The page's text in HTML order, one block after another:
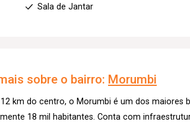
Sala de Jantar
sobre o bairro: Morumbi
km do centro, o Morumbi é um dos maiores
18 mil habitantes. Conta com